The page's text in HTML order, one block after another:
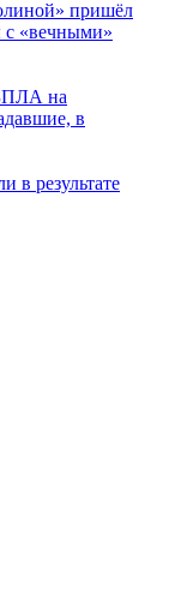
пришёл
с «вечными»
на
в
в результате